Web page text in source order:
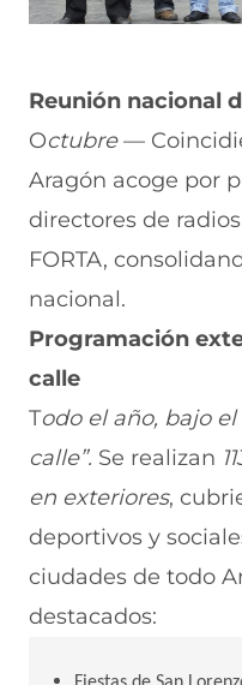
Reunión nacional
Octubre—
Aragón acoge por
directores de
FORTA,
nacional.
Programación
calle
Todo el año, bajo
calle”. Se realizan
en exteriores,
deportivos y
ciudades de todo
destacados: